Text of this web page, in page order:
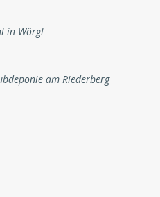
in Wörgl
am Riederberg